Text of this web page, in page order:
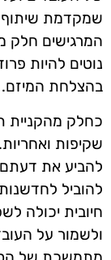
שמקדמת שיתוף
המרגישים חלק
נוטים להיות
בהצלחת המיזם.
כחלק מהקניית
שקיפות
להביע את דעתם
להוביל
חיובית יכולה
ולשמור על